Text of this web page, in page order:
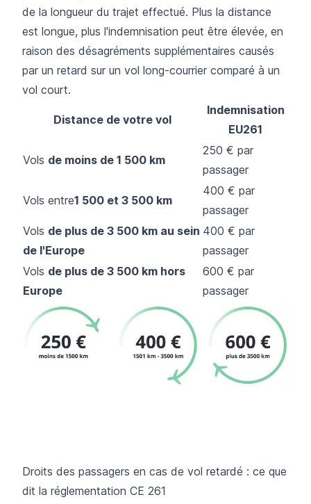
de la longueur du trajet effectué. Plus la distance
est longue, plus l'indemnisation peut être élevée, en
raison des désagréments supplémentaires causés
par un retard sur un vol long-courrier comparé à un
vol court.
Distance de votre vol
Indemnisation
EU261
Vols de moins de 1 500 km
250 € par
passager
Vols entre1 500 et 3 500 km
400 € par
passager
Vols de plus de 3 500 km au sein
de l'Europe
400 € par
passager
Vols de plus de 3 500 km hors
Europe
600 € par
passager
Droits des passagers en cas de vol retardé : ce que
dit la réglementation CE 261